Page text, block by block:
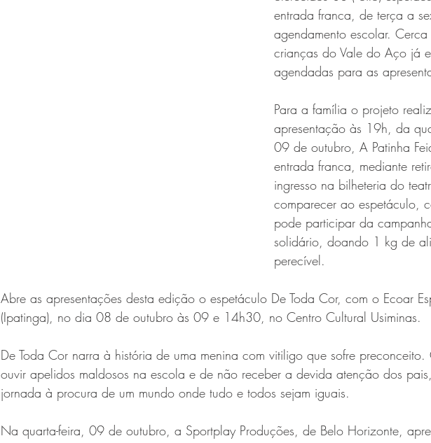
entrada franca, de terça a
agendamento escolar.
crianças do Vale do Aço já
agendadas para as
Para a família o projeto
apresentação às 19h, da
09 de outubro, A Patinha
entrada franca, mediante
ingresso na bilheteria do
comparecer ao espetáculo,
pode participar da
solidário, doando 1 kg de
perecível.
Abre as apresentações desta edição o espetáculo De Toda Cor, com o Ecoar
(Ipatinga), no dia 08 de outubro às 09 e 14h30, no Centro Cultural Usiminas.
De Toda Cor narra à história de uma menina com vitiligo que sofre
ouvir apelidos maldosos na escola e de não receber a devida atenção dos
jornada à procura de um mundo onde tudo e todos sejam iguais.
Na quarta-feira, 09 de outubro, a Sportplay Produções, de Belo Horizonte,